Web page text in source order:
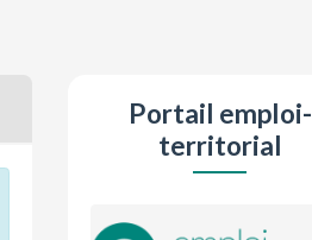
Portail emploi-
territorial